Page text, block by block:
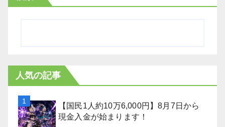
人気の記事
【国民1人約10万6,000円】8月7日から
現金入金が始まります！